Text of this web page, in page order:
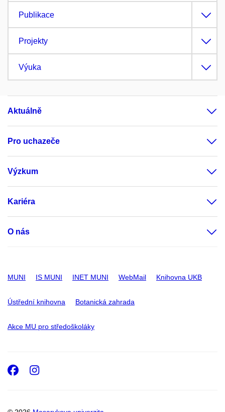
Publikace
Projekty
Výuka
Aktuálně
Pro uchazeče
Výzkum
Kariéra
O nás
MUNI IS MUNI INET MUNI WebMail Knihovna UKB
Ústřední knihovna Botanická zahrada
Akce MU pro středoškoláky
Facebook
Instagram